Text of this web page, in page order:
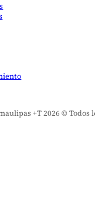
+T 2026 ©